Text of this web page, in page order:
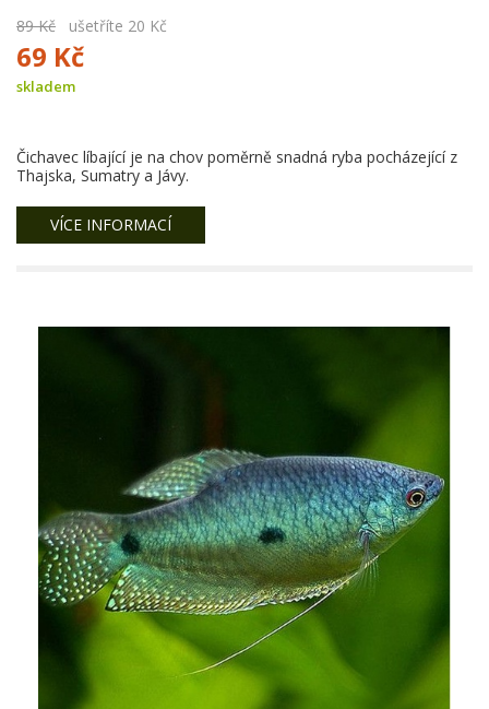
89 Kč ušetříte 20 Kč
69 Kč
skladem
Čichavec líbající je na chov poměrně snadná ryba pocházející z
Thajska, Sumatry a Jávy.
VÍCE INFORMACÍ